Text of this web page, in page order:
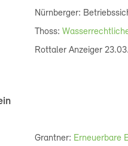
Nürnberger:
Thoss:
Rottaler Anzeiger
Grantner: Erneuerbare